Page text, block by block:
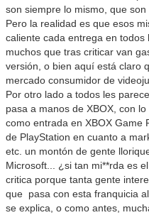
son siempre lo mismo, que son
Pero la realidad es que esos
caliente cada entrega en
muchos que tras criticar van
versión, o bien aquí está claro
mercado consumidor de
Por otro lado a todos les
pasa a manos de XBOX, con
como entrada en XBOX Game
de PlayStation en cuanto a
etc. un montón de gente
Microsoft... ¿si tan mi**rda es
critica porque tanta gente
que pasa con esta franquicia
se explica, o como antes,